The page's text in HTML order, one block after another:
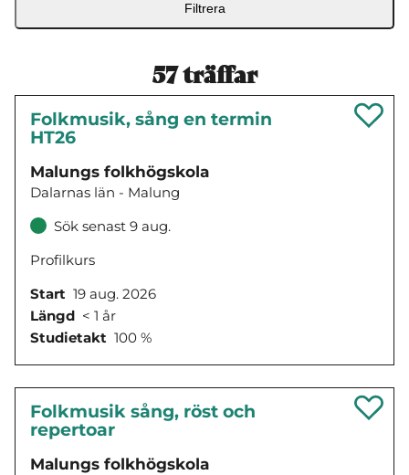
Filtrera
57träffar
Folkmusik, sång en termin
HT26
Malungs folkhögskola
Dalarnas län - Malung
Sök senast 9 aug.
Profilkurs
Start 19 aug. 2026
Längd < 1 år
Studietakt 100 %
Folkmusik sång, röst och
repertoar
Malungs folkhögskola